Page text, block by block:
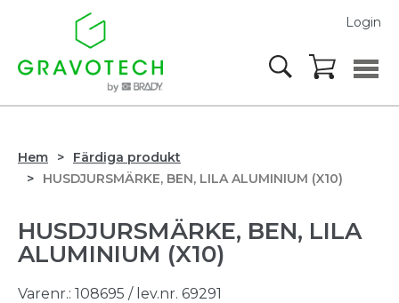
Login
Hem
Färdiga produkt
HUSDJURSMÄRKE, BEN, LILA ALUMINIUM (X10)
HUSDJURSMÄRKE, BEN, LILA
ALUMINIUM (X10)
Varenr.: 108695 / lev.nr. 69291